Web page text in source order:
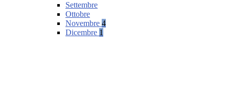
Settembre
Ottobre
Novembre 4
Dicembre 1